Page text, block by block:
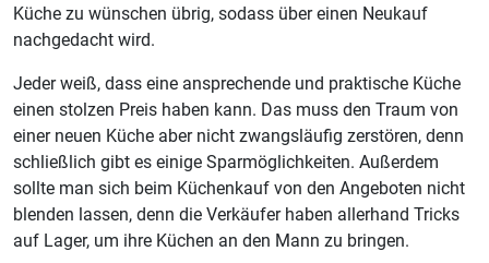
Küche zu wünschen übrig, sodass über einen Neukauf
nachgedacht wird.
Jeder weiß, dass eine ansprechende und praktische Küche
einen stolzen Preis haben kann. Das muss den Traum von
einer neuen Küche aber nicht zwangsläufig zerstören, denn
schließlich gibt es einige Sparmöglichkeiten. Außerdem
sollte man sich beim Küchenkauf von den Angeboten nicht
blenden lassen, denn die Verkäufer haben allerhand Tricks
auf Lager, um ihre Küchen an den Mann zu bringen.